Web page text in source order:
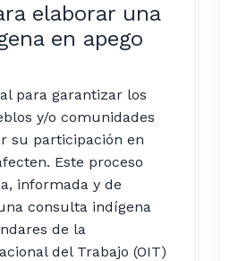
elaborar una
en apego
para garantizar los
y/o comunidades
su participación en
Este proceso
informada y de
consulta indígena
de la
del Trabajo (OIT)